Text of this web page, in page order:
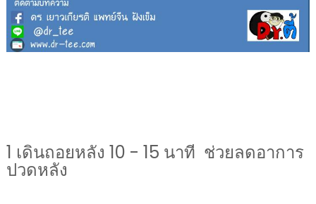
1 เดินถอยหลัง 10 - 15 นาที ช่วยลดอาการ
ปวดหลัง